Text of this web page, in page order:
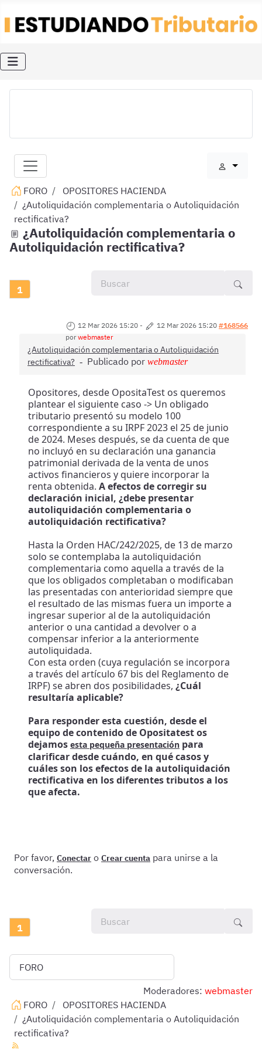
FORO
OPOSITORES HACIENDA
¿Autoliquidación complementaria o Autoliquidación
rectificativa?
¿Autoliquidación complementaria o
Autoliquidación rectificativa?
1
12 Mar 2026 15:20 - 12 Mar 2026 15:20 #168566
porwebmaster
¿Autoliquidación complementaria o Autoliquidación
rectificativa?
Publicado por webmaster
Opositores, desde OpositaTest os queremos
plantear el siguiente caso -> Un obligado
tributario presentó su modelo 100
correspondiente a su IRPF 2023 el 25 de junio
de 2024. Meses después, se da cuenta de que
no incluyó en su declaración una ganancia
patrimonial derivada de la venta de unos
activos financieros y quiere incorporar la
renta obtenida. A efectos de corregir su
declaración inicial, ¿debe presentar
autoliquidación complementaria o
autoliquidación rectificativa?
Hasta la Orden HAC/242/2025, de 13 de marzo
solo se contemplaba la autoliquidación
complementaria como aquella a través de la
que los obligados completaban o modificaban
las presentadas con anterioridad siempre que
el resultado de las mismas fuera un importe a
ingresar superior al de la autoliquidación
anterior o una cantidad a devolver o a
compensar inferior a la anteriormente
autoliquidada.
Con esta orden (cuya regulación se incorpora
a través del artículo 67 bis del Reglamento de
IRPF) se abren dos posibilidades, ¿Cuál
resultaría aplicable?
Para responder esta cuestión, desde el
equipo de contenido de Opositatest os
dejamos esta pequeña presentación para
clarificar desde cuándo, en qué casos y
cuáles son los efectos de la autoliquidación
rectificativa en los diferentes tributos a los
que afecta.
Por favor, Conectar o Crear cuenta para unirse a la
conversación.
1
Moderadores: webmaster
FORO
OPOSITORES HACIENDA
¿Autoliquidación complementaria o Autoliquidación
rectificativa?